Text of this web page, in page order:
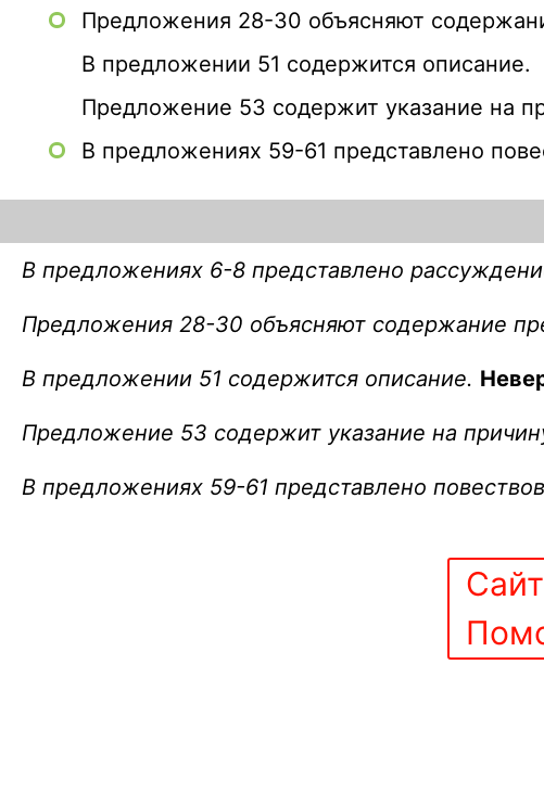
Предложения 28-30 объясняют
В предложении 51 содержится описание.
Предложение 53 содержит указание на
В предложениях 59-61 представлено
В предложениях 6-8 представлено
Предложения 28-30 объясняют содержание
В предложении 51 содержится описание.
Предложение 53 содержит указание на
В предложениях 59-61 представлено